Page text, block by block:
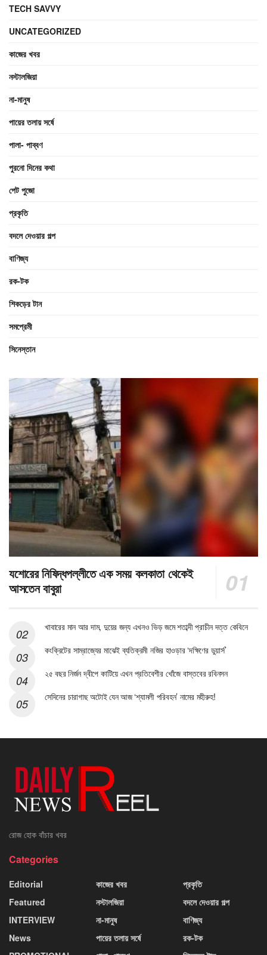
TECH SAVVY
UNCATEGORIZED
কাজের খবর
নস্টালজিয়া
না-মানুষ
পায়ের তলায় সর্ষে
পালা- পাব্বণ
পুরনো দিনের কথা
পেট পুজো
প্রকৃতি
বদলে দেওয়ার গল্প
বাণিজ্য
রক-টক
শিকড়ের টান
সমপ্রেমী
সিনেস্তান
যশোরের নিষিদ্ধপল্লীতে এক সময় কলকাতা থেকেই
আসতেন বাবুরা
খাবারের মান আর দাম, দুয়ের জন্য এখনও ভিড় জমে শতাব্দী প্রাচীন দত্ত কেবিনে
কংক্রিটের সাম্রাজ্যের মাঝেই ব্যতিক্রমী নজির হাওড়ার ‘দক্ষিণের ডুয়ার্স’
২৫ বছর নির্জন দ্বীপে কাটিয়ে এখন প্রতিবেশীর খোঁজে বাস্তবের রবিনসন
সেদিনের চারাগাছ অটোই যেন আজ ‘শ্যামলী পরিবহন’ নামের মহীরুহ!
রোজ হোক বাঁচার খবর
Categories
Editorial
Featured
INTERVIEW
News
কাজের খবর
নস্টালজিয়া
না-মানুষ
পায়ের তলায় সর্ষে
প্রকৃতি
বদলে দেওয়ার গল্প
বাণিজ্য
রক-টক